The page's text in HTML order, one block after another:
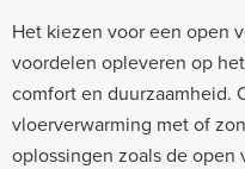
Het kiezen voor een open
voordelen opleveren op
comfort en duurzaamheid.
vloerverwarming met of
oplossingen zoals de